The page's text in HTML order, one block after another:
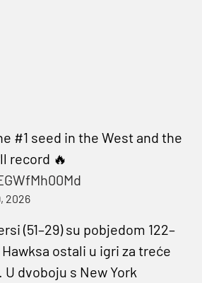
#1 seed in the West and the
record 🔥
2026
(51–29) su pobjedom 122–
ostali u igri za treće
dvoboju s New York